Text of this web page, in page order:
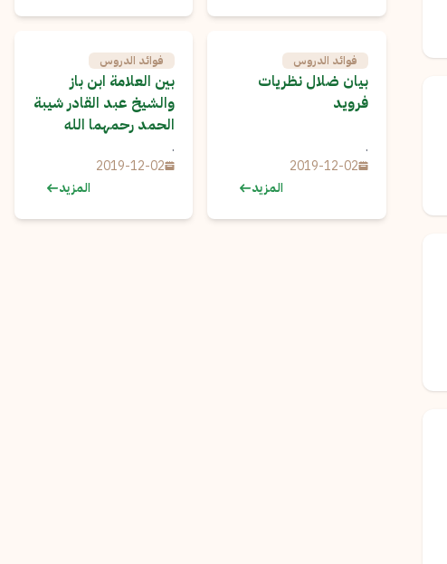
فوائد الدروس
بيان ضلال نظريات
فرويد
.
2019-12-02
المزيد
فوائد الدروس
بين العلامة ابن باز
والشيخ عبد القادر شيبة
الحمد رحمهما الله
.
2019-12-02
المزيد